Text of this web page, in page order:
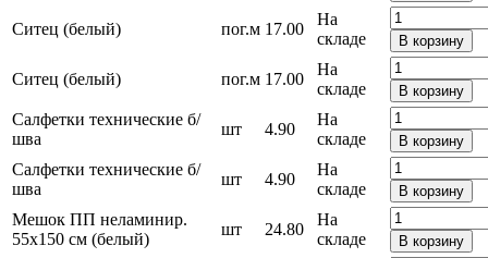
Ситец (белый) пог.м 17.00
На
складе
В корзину
Ситец (белый) пог.м 17.00
На
складе
В корзину
Салфетки технические б/
шва
шт 4.90
На
складе
В корзину
Салфетки технические б/
шва
шт 4.90
На
складе
В корзину
Мешок ПП неламинир.
55х150 см (белый)
шт 24.80
На
складе
В корзину